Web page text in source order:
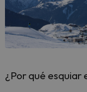
¿Por qué esquiar